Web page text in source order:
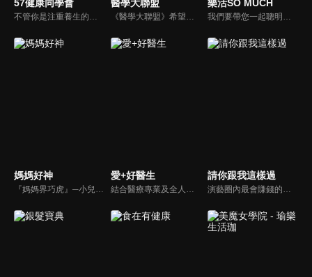
57健康同學會 醫學大聯盟 樂活SO MUCH
媽媽好神
『媽媽界巧虎』─小兒科醫師黃瑽寧，『國民媽媽』─鍾欣凌，兩人領軍擁有十八般武藝的好神媽媽團，為全台媽媽們發聲，所有育兒新知，家庭秘辛，全家大小健康，都會在《媽媽好神》一一解惑！
愛+好醫生
結合醫療專業及全人關懷的新型態節目，主持人黃瑽寧醫師親訪家庭，跨領域醫療顧問團全方位檢視，提供最完整、實用和正確的資訊來守護孩子的健康。
請你跟我這樣過
演藝圈內最會賺錢的侯昌明，以親身經歷教你理財；採訪經歷豐沛的黃文華，把所見所聞通通報你哉。不論是理財知識、兩性問題、生活資訊，完全貼近市井小民的所需所求，保證讓你生活過更好！